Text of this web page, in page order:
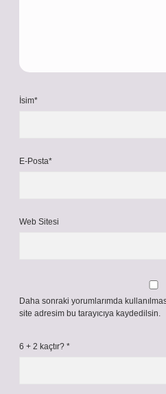
İsim*
E-Posta*
Web Sitesi
Daha sonraki yorumlarımda
site adresim bu tarayıcıya kaydedilsin.
6 + 2 kaçtır? *